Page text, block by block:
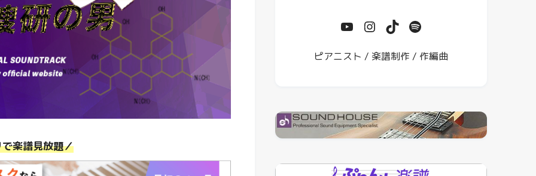
楽譜見放題／
ピアニスト / 楽譜制作 / 作編曲